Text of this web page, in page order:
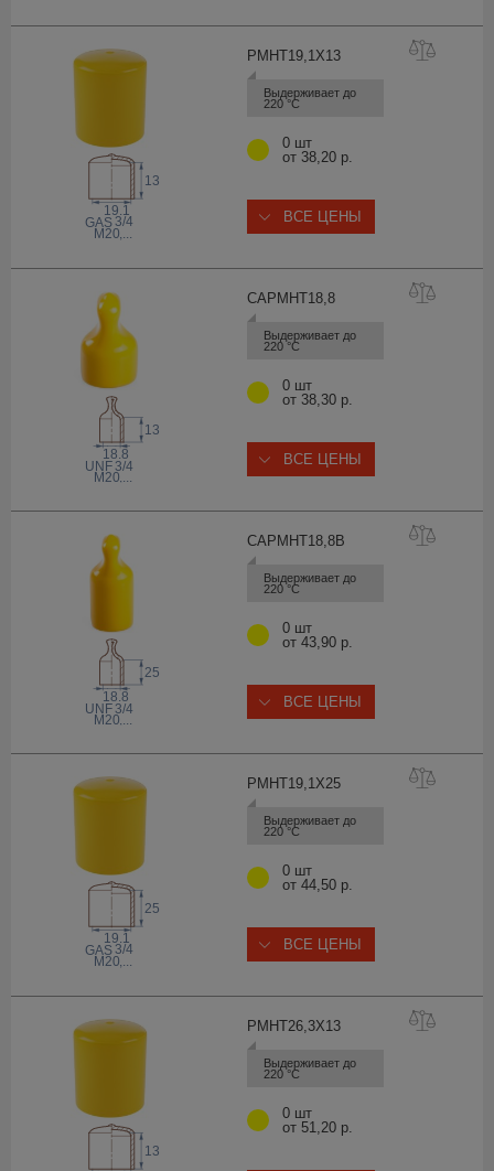
PMHT19,1X13
Выдерживает до
220 °С
19.1
13
GAS 3/4
,...
M20
0 шт
от 38,20 р.
ВСЕ ЦЕНЫ
CAPMHT18,8
Выдерживает до
220 °С
M20,...
13
UNF 3/4
18.8
0 шт
от 38,30 р.
ВСЕ ЦЕНЫ
CAPMHT18,8B
Выдерживает до
220 °С
M20,...
25
UNF 3/4
18.8
0 шт
от 43,90 р.
ВСЕ ЦЕНЫ
PMHT19,1X25
Выдерживает до
220 °С
19.1
25
GAS 3/4
,...
M20
0 шт
от 44,50 р.
ВСЕ ЦЕНЫ
PMHT26,3X13
Выдерживает до
220 °С
13
0 шт
от 51,20 р.